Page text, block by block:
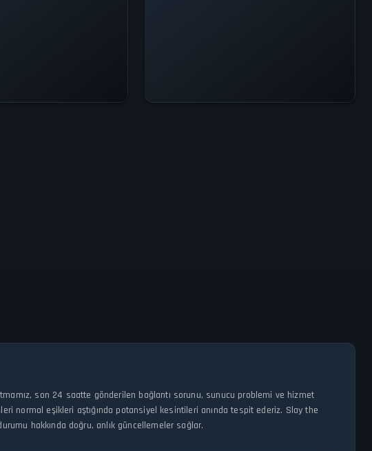
son 24 saatte gönderilen bağlantı sorunu, sunucu problemi ve hizmet
normal eşikleri aştığında potansiyel kesintileri anında tespit ederiz. Slay the
hakkında doğru, anlık güncellemeler sağlar.